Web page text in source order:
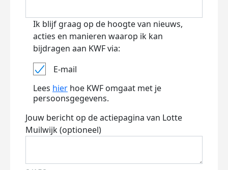
Ik blijf graag op de hoogte van nieuws,
acties en manieren waarop ik kan
bijdragen aan KWF via:
E-mail
Lees hier hoe KWF omgaat met je
persoonsgegevens.
Jouw bericht op de actiepagina van Lotte
Muilwijk (optioneel)